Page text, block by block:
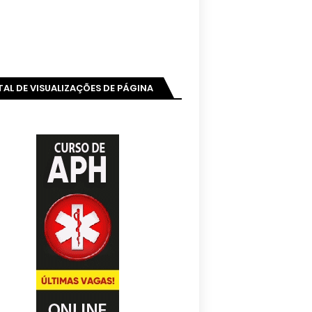
DE VISUALIZAÇÕES DE PÁGINA